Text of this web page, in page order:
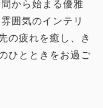
から始まる優雅
囲気のインテリ
の疲れを癒し、き
ひとときをお過ご